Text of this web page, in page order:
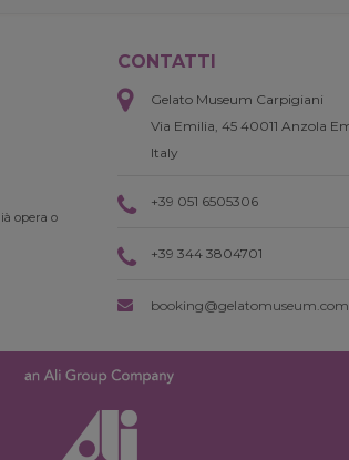
opera o
CONTATTI
Gelato Museum Carpigiani
Via Emilia, 45 40011 Anzola
Italy
+39 051 6505306
+39 344 3804701
booking@gelatomuseum.com